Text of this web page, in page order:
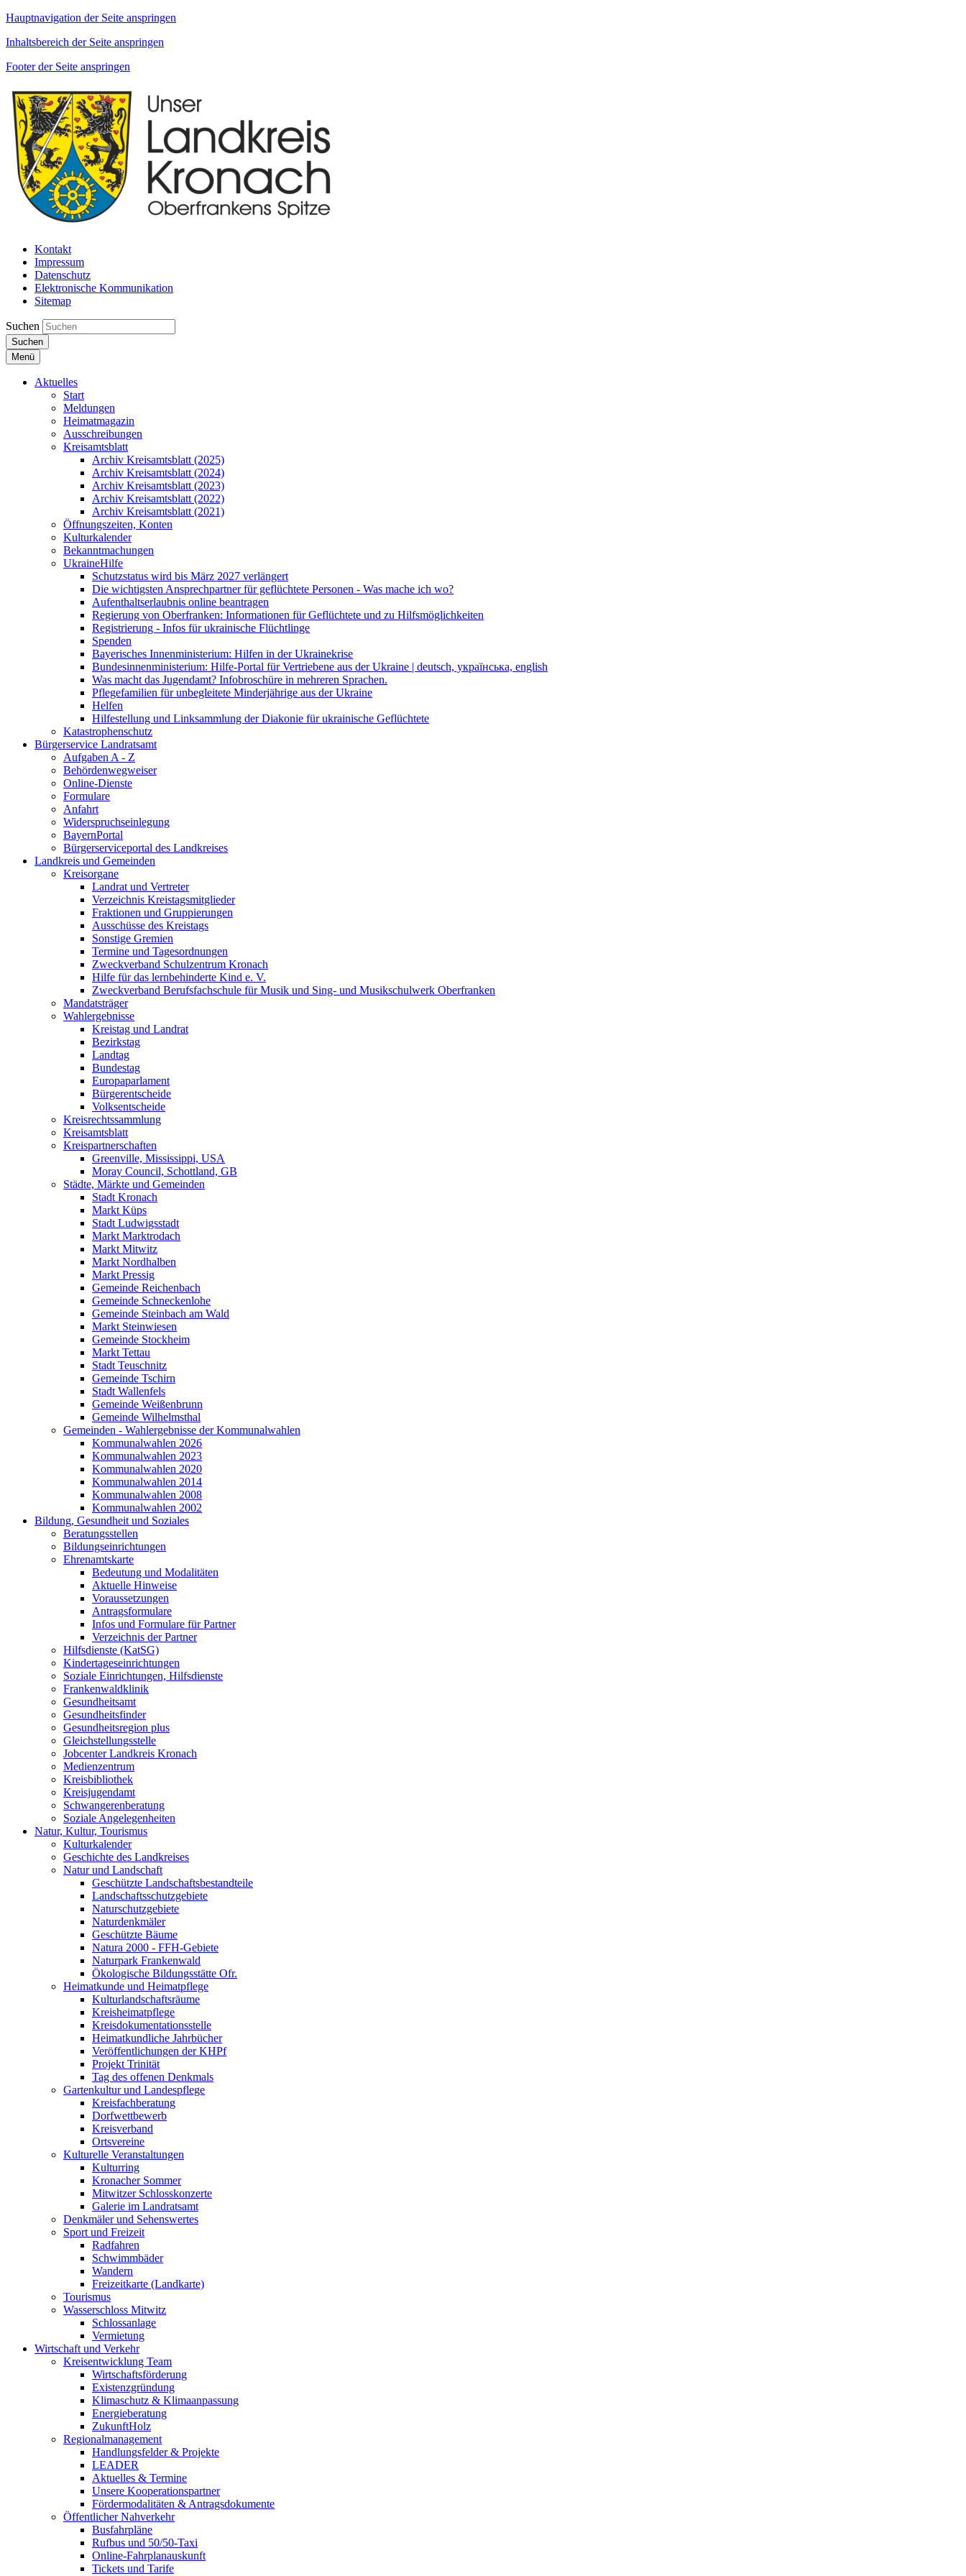
Hauptnavigation der Seite anspringen
Inhaltsbereich der Seite anspringen
Footer der Seite anspringen
Kontakt
Impressum
Datenschutz
Elektronische Kommunikation
Sitemap
Suchen
Suchen
Menü
Aktuelles
Start
Meldungen
Heimatmagazin
Ausschreibungen
Kreisamtsblatt
Archiv Kreisamtsblatt (2025)
Archiv Kreisamtsblatt (2024)
Archiv Kreisamtsblatt (2023)
Archiv Kreisamtsblatt (2022)
Archiv Kreisamtsblatt (2021)
Öffnungszeiten, Konten
Kulturkalender
Bekanntmachungen
UkraineHilfe
Schutzstatus wird bis März 2027 verlängert
Die wichtigsten Ansprechpartner für geflüchtete Personen - Was mache ich wo?
Aufenthaltserlaubnis online beantragen
Regierung von Oberfranken: Informationen für Geflüchtete und zu Hilfsmöglichkeiten
Registrierung - Infos für ukrainische Flüchtlinge
Spenden
Bayerisches Innenministerium: Hilfen in der Ukrainekrise
Bundesinnenministerium: Hilfe-Portal für Vertriebene aus der Ukraine | deutsch, українська, english
Was macht das Jugendamt? Infobroschüre in mehreren Sprachen.
Pflegefamilien für unbegleitete Minderjährige aus der Ukraine
Helfen
Hilfestellung und Linksammlung der Diakonie für ukrainische Geflüchtete
Katastrophenschutz
Bürgerservice Landratsamt
Aufgaben A - Z
Behördenwegweiser
Online-Dienste
Formulare
Anfahrt
Widerspruchseinlegung
BayernPortal
Bürgerserviceportal des Landkreises
Landkreis und Gemeinden
Kreisorgane
Landrat und Vertreter
Verzeichnis Kreistagsmitglieder
Fraktionen und Gruppierungen
Ausschüsse des Kreistags
Sonstige Gremien
Termine und Tagesordnungen
Zweckverband Schulzentrum Kronach
Hilfe für das lernbehinderte Kind e. V.
Zweckverband Berufsfachschule für Musik und Sing- und Musikschulwerk Oberfranken
Mandatsträger
Wahlergebnisse
Kreistag und Landrat
Bezirkstag
Landtag
Bundestag
Europaparlament
Bürgerentscheide
Volksentscheide
Kreisrechtssammlung
Kreisamtsblatt
Kreispartnerschaften
Greenville, Mississippi, USA
Moray Council, Schottland, GB
Städte, Märkte und Gemeinden
Stadt Kronach
Markt Küps
Stadt Ludwigsstadt
Markt Marktrodach
Markt Mitwitz
Markt Nordhalben
Markt Pressig
Gemeinde Reichenbach
Gemeinde Schneckenlohe
Gemeinde Steinbach am Wald
Markt Steinwiesen
Gemeinde Stockheim
Markt Tettau
Stadt Teuschnitz
Gemeinde Tschirn
Stadt Wallenfels
Gemeinde Weißenbrunn
Gemeinde Wilhelmsthal
Gemeinden - Wahlergebnisse der Kommunalwahlen
Kommunalwahlen 2026
Kommunalwahlen 2023
Kommunalwahlen 2020
Kommunalwahlen 2014
Kommunalwahlen 2008
Kommunalwahlen 2002
Bildung, Gesundheit und Soziales
Beratungsstellen
Bildungseinrichtungen
Ehrenamtskarte
Bedeutung und Modalitäten
Aktuelle Hinweise
Voraussetzungen
Antragsformulare
Infos und Formulare für Partner
Verzeichnis der Partner
Hilfsdienste (KatSG)
Kindertageseinrichtungen
Soziale Einrichtungen, Hilfsdienste
Frankenwaldklinik
Gesundheitsamt
Gesundheitsfinder
Gesundheitsregion plus
Gleichstellungsstelle
Jobcenter Landkreis Kronach
Medienzentrum
Kreisbibliothek
Kreisjugendamt
Schwangerenberatung
Soziale Angelegenheiten
Natur, Kultur, Tourismus
Kulturkalender
Geschichte des Landkreises
Natur und Landschaft
Geschützte Landschaftsbestandteile
Landschaftsschutzgebiete
Naturschutzgebiete
Naturdenkmäler
Geschützte Bäume
Natura 2000 - FFH-Gebiete
Naturpark Frankenwald
Ökologische Bildungsstätte Ofr.
Heimatkunde und Heimatpflege
Kulturlandschaftsräume
Kreisheimatpflege
Kreisdokumentationsstelle
Heimatkundliche Jahrbücher
Veröffentlichungen der KHPf
Projekt Trinität
Tag des offenen Denkmals
Gartenkultur und Landespflege
Kreisfachberatung
Dorfwettbewerb
Kreisverband
Ortsvereine
Kulturelle Veranstaltungen
Kulturring
Kronacher Sommer
Mitwitzer Schlosskonzerte
Galerie im Landratsamt
Denkmäler und Sehenswertes
Sport und Freizeit
Radfahren
Schwimmbäder
Wandern
Freizeitkarte (Landkarte)
Tourismus
Wasserschloss Mitwitz
Schlossanlage
Vermietung
Wirtschaft und Verkehr
Kreisentwicklung Team
Wirtschaftsförderung
Existenzgründung
Klimaschutz & Klimaanpassung
Energieberatung
ZukunftHolz
Regionalmanagement
Handlungsfelder & Projekte
LEADER
Aktuelles & Termine
Unsere Kooperationspartner
Fördermodalitäten & Antragsdokumente
Öffentlicher Nahverkehr
Busfahrpläne
Rufbus und 50/50-Taxi
Online-Fahrplanauskunft
Tickets und Tarife